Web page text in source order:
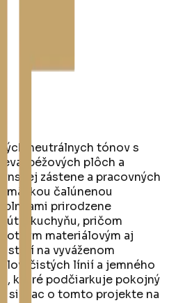
neutrálnych tónov s
béžových plôch a
zástene a pracovných
mäkkou čalúnenou
prirodzene
a kuchyňu, pričom
materiálovým aj
stojí na vyváženom
čistých línií a jemného
ktoré podčiarkuje pokojný
si viac o tomto projekte na